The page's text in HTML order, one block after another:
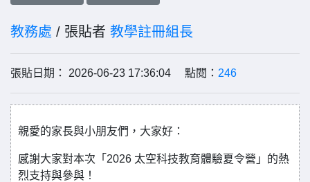
教務處 / 張貼者 教學註冊組長
張貼日期： 2026-06-23 17:36:04 點閱： 246
親愛的家長與小朋友們，大家好：
感謝大家對本次「2026 太空科技教育體驗夏令營」的熱
烈支持與參與！